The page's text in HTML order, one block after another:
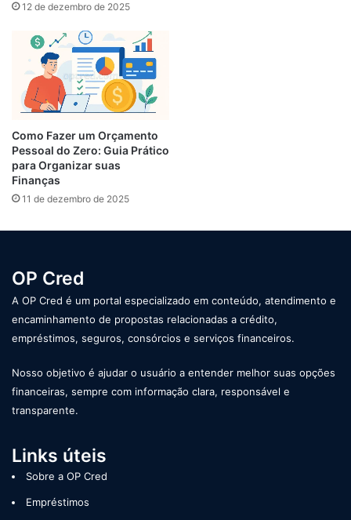
12 de dezembro de 2025
Como Fazer um Orçamento
Pessoal do Zero: Guia Prático
para Organizar suas
Finanças
11 de dezembro de 2025
OP Cred
A OP Cred é um portal especializado em conteúdo, atendimento e
encaminhamento de propostas relacionadas a crédito,
empréstimos, seguros, consórcios e serviços financeiros.
Nosso objetivo é ajudar o usuário a entender melhor suas opções
financeiras, sempre com informação clara, responsável e
transparente.
Links úteis
Sobre a OP Cred
Empréstimos